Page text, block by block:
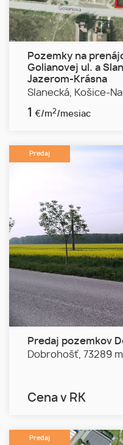
Pozemky na
Golianovej ul. a
Jazerom-Krásna
Slanecká, Košice-
1 €/m2/mesiac
Predaj
Predaj pozemkov
Dobrohošť,
73289 m
Cena v RK
Predaj